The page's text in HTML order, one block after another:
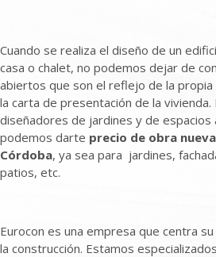
Cuando se realiza el diseño de un
casa o chalet, no podemos dejar de
abiertos que son el reflejo de la propia
la carta de presentación de la vivienda.
diseñadores de jardines y de
podemos darte precio de obra
Córdoba, ya sea para jardines,
patios, etc.
Eurocon es una empresa que centra
la construcción. Estamos